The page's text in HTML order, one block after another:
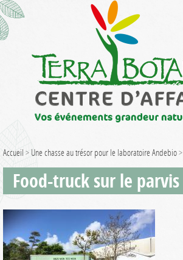
Accueil > Une chasse au trésor pour le laboratoire Andebio>
Food-truck sur le parvis